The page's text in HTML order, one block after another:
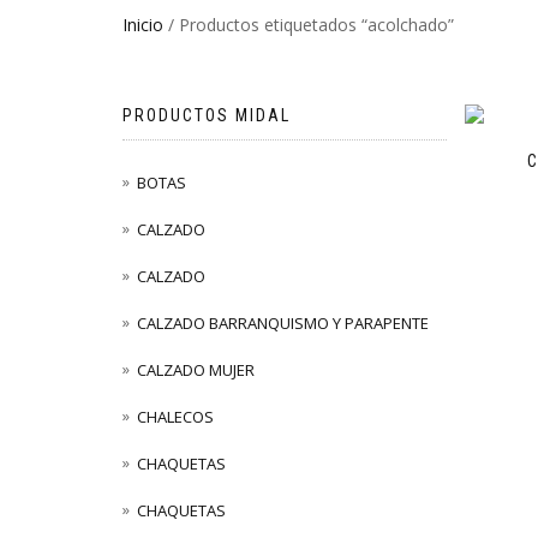
Inicio / Productos etiquetados “acolchado”
PRODUCTOS MIDAL
BOTAS
CALZADO
CALZADO
CALZADO BARRANQUISMO Y PARAPENTE
CALZADO MUJER
CHALECOS
CHAQUETAS
CHAQUETAS